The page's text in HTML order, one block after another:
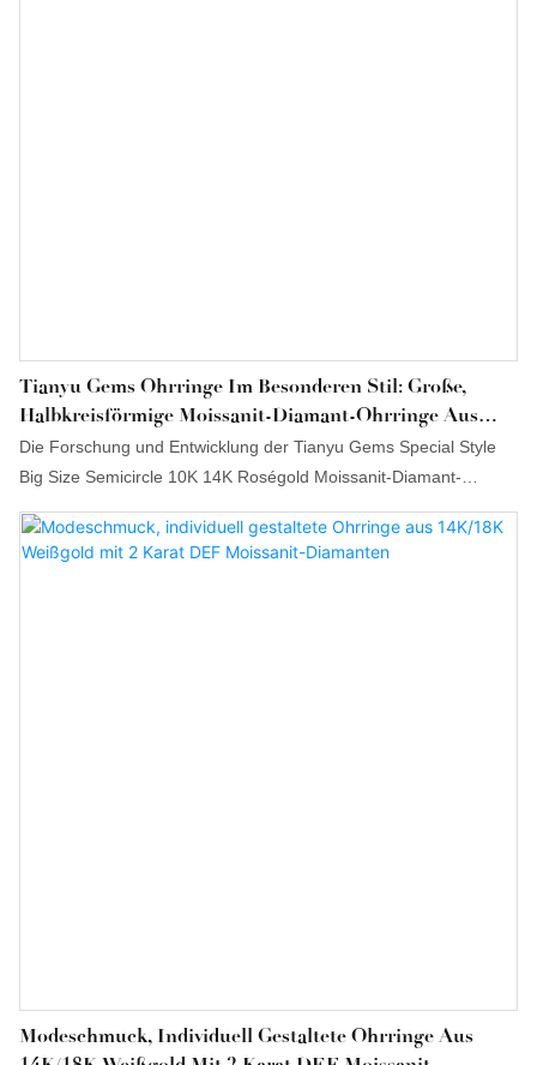
Tianyu Gems Ohrringe Im Besonderen Stil: Große,
Halbkreisförmige Moissanit-Diamant-Ohrringe Aus
10K/14K Roségold
Die Forschung und Entwicklung der Tianyu Gems Special Style
Big Size Semicircle 10K 14K Roségold Moissanit-Diamant-
Produktionstechnologien führender in- und ausländischer
Unternehmen. Darüber hinaus werden auch kundenspezifische
Modeschmuck, Individuell Gestaltete Ohrringe Aus